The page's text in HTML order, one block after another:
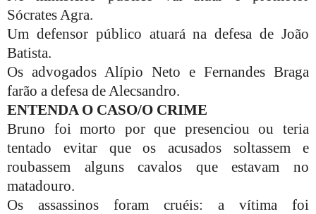
Sócrates Agra.
Um defensor público atuará na defesa de João
Batista.
Os advogados Alípio Neto e Fernandes Braga
farão a defesa de Alecsandro.
ENTENDA O CASO/O CRIME
Bruno foi morto por que presenciou ou teria
tentado evitar que os acusados soltassem e
roubassem alguns cavalos que estavam no
matadouro.
Os assassinos foram cruéis: a vítima foi